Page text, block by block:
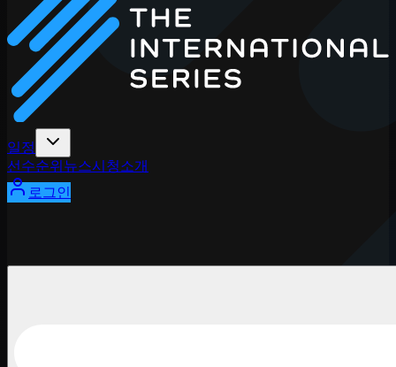
일정
선수순위 뉴스시청소개
로그인